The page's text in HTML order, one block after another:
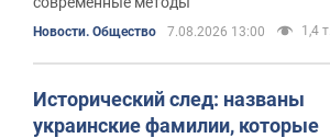
Новости. Общество 7.08.2026 13:00 1,4 т.
Исторический след: названы
украинские фамилии, которые